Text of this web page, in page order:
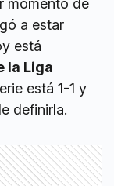
momento de
a estar
está
la Liga
está 1-1 y
definirla.